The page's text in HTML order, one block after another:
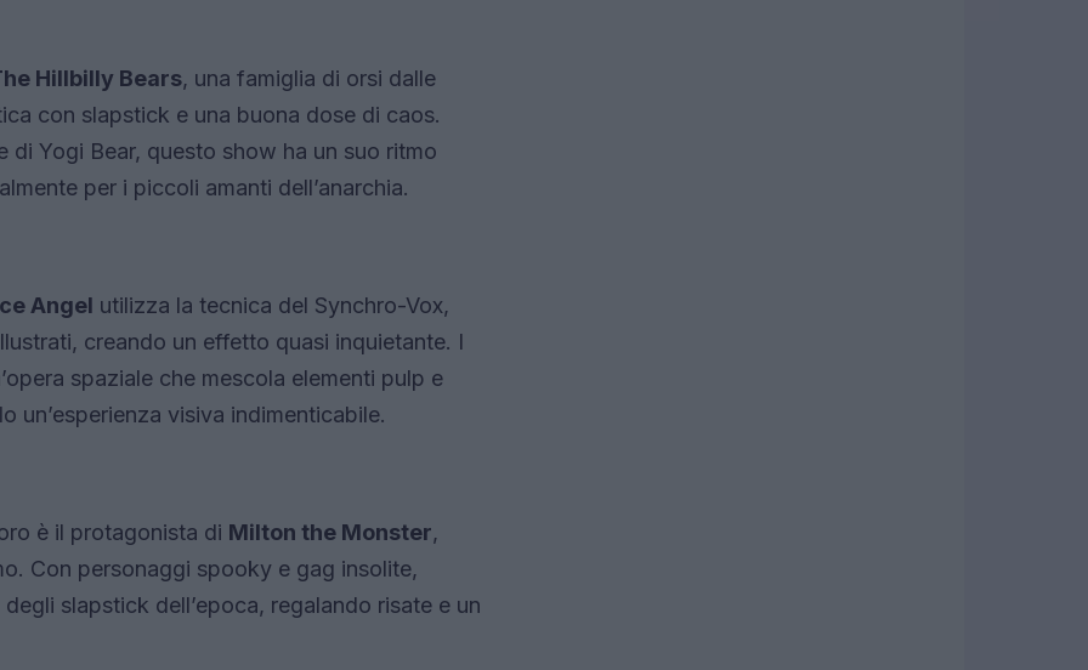
Hillbilly Bears, una famiglia di orsi dalle
con slapstick e una buona dose di caos.
Yogi Bear, questo show ha un suo ritmo
per i piccoli amanti dell’anarchia.
Angel utilizza la tecnica del Synchro-Vox,
creando un effetto quasi inquietante. I
spaziale che mescola elementi pulp e
un’esperienza visiva indimenticabile.
è il protagonista di Milton the Monster,
Con personaggi spooky e gag insolite,
slapstick dell’epoca, regalando risate e un